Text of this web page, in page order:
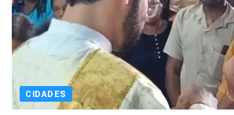
CIDADES